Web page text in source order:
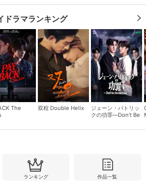
４ヵ月分の購入明細の確認が可能です。
現在獲得済みのお得なクーポンを確認でき
ます。
レンタル、購入、定額見放題の購入履歴の
確認が可能です。こちらから視聴いただく
と便利です。
お気に入りに登録した作品を確認できま
す。お気に入りに追加した作品の削除も可
能です。
の削除も可能です。
ドラマランキング
The
双程 Double Helix
ジェーン・パトリッ
クの功罪―Don’t Be
ランキング 作品一覧